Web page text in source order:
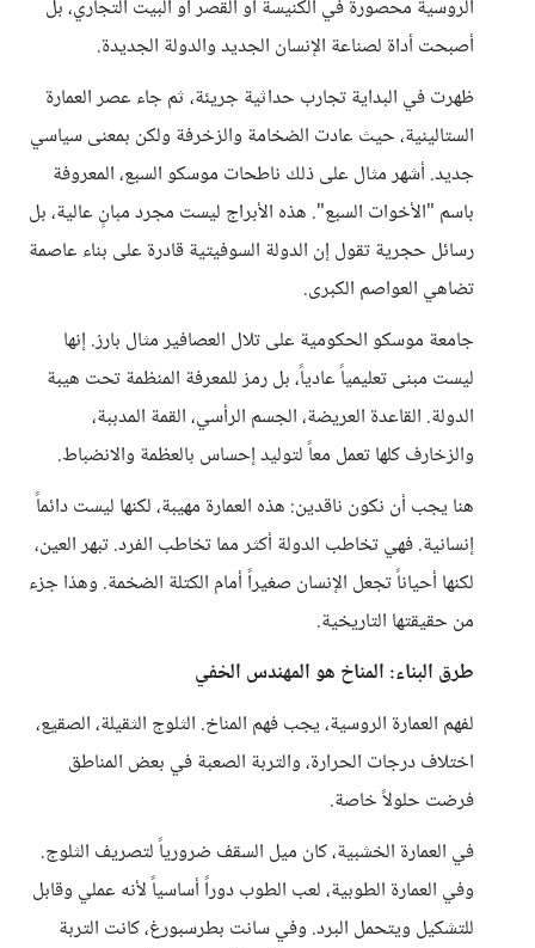
الروسية محصورة في الكنيسة أو القصر أو البيت التجاري، بل
أصبحت أداة لصناعة الإنسان الجديد والدولة الجديدة.
ظهرت في البداية تجارب حداثية جريئة، ثم جاء عصر العمارة
الستالينية، حيث عادت الضخامة والزخرفة ولكن بمعنى سياسي
جديد. أشهر مثال على ذلك ناطحات موسكو السبع، المعروفة
باسم "الأخوات السبع". هذه الأبراج ليست مجرد مبانٍ عالية، بل
رسائل حجرية تقول إن الدولة السوفيتية قادرة على بناء عاصمة
تضاهي العواصم الكبرى.
جامعة موسكو الحكومية على تلال العصافير مثال بارز. إنها
ليست مبنى تعليمياً عادياً، بل رمز للمعرفة المنظمة تحت هيبة
الدولة. القاعدة العريضة، الجسم الرأسي، القمة المدببة،
والزخارف كلها تعمل معاً لتوليد إحساس بالعظمة والانضباط.
هنا يجب أن نكون ناقدين: هذه العمارة مهيبة، لكنها ليست دائماً
إنسانية. فهي تخاطب الدولة أكثر مما تخاطب الفرد. تبهر العين،
لكنها أحياناً تجعل الإنسان صغيراً أمام الكتلة الضخمة. وهذا جزء
من حقيقتها التاريخية.
طرق البناء: المناخ هو المهندس الخفي
لفهم العمارة الروسية، يجب فهم المناخ. الثلوج الثقيلة، الصقيع،
اختلاف درجات الحرارة، والتربة الصعبة في بعض المناطق
فرضت حلولاً خاصة.
في العمارة الخشبية، كان ميل السقف ضرورياً لتصريف الثلوج.
وفي العمارة الطوبية، لعب الطوب دوراً أساسياً لأنه عملي وقابل
للتشكيل ويتحمل البرد. وفي سانت بطرسبورغ، كانت التربة